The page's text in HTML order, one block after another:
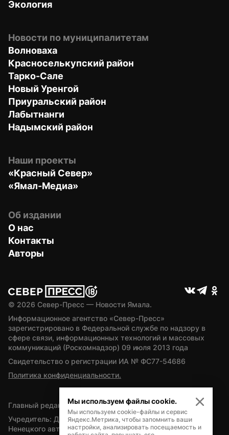
Экология
Новости по муниципалитетам
Волноваха
Красноселькупский район
Тарко-Сале
Новый Уренгой
Приуральский район
Лабытнанги
Надымский район
Наши проекты
«Красный Север»
«Ямал-Медиа»
Об издании
О нас
Контакты
Авторы
© 2026 Север-Пресс — Новости Ямала.
Информационное агентство «Север-Пресс»
зарегистрировано в Федеральной службе по надзору в
сфере связи, информационных технологий и массовых
коммуникаций (Роскомнадзор) 09 июля 2013 года
Свидетельство о регистрации ИА № ФС77-54686
Политика конфиденциальности.
Главный редактор — А.Л. Поздеев
Учредитель: Департамент внутренней политики Ямало-
Ненецкого автономного округа
Мы используем файлы cookie.
Мы используем cookie-файлы и сервис
Яндекс.Метрика, чтобы запомнить ваши
настройки, анализировать посещаемость и